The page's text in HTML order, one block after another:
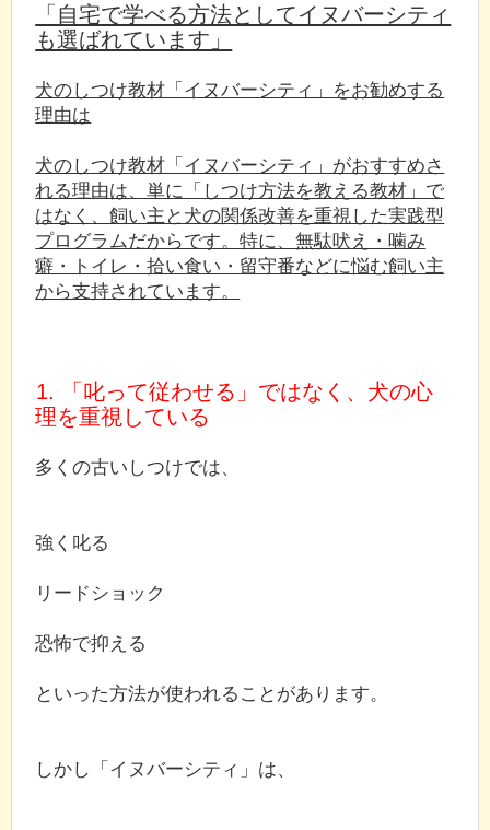
「自宅で学べる方法としてイヌバーシティ
も選ばれています」
犬のしつけ教材「イヌバーシティ」をお勧めする
理由は
犬のしつけ教材「イヌバーシティ」がおすすめさ
れる理由は、単に「しつけ方法を教える教材」で
はなく、飼い主と犬の関係改善を重視した実践型
プログラムだからです。特に、無駄吠え・噛み
癖・トイレ・拾い食い・留守番などに悩む飼い主
から支持されています。
1. 「叱って従わせる」ではなく、犬の心
理を重視している
多くの古いしつけでは、
強く叱る
リードショック
恐怖で抑える
といった方法が使われることがあります。
しかし「イヌバーシティ」は、